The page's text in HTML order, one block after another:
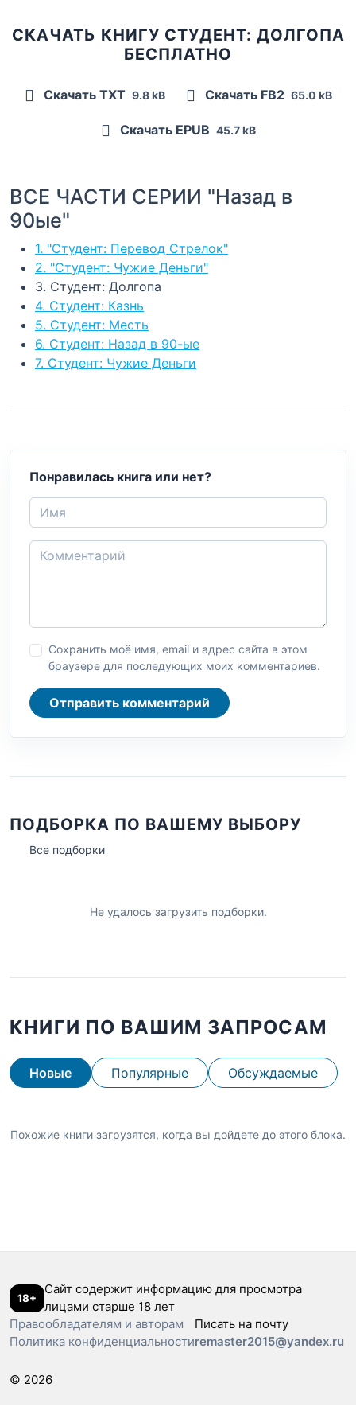
СКАЧАТЬ КНИГУ СТУДЕНТ: ДОЛГОПА
БЕСПЛАТНО
Скачать TXT 9.8 kB Скачать FB2 65.0 kB
Скачать EPUB 45.7 kB
ВСЕ ЧАСТИ СЕРИИ "Назад в
90ые"
1. "Студент: Перевод Стрелок"
2. "Студент: Чужие Деньги"
3. Студент: Долгопа
4. Студент: Казнь
5. Студент: Месть
6. Студент: Назад в 90-ые
7. Студент: Чужие Деньги
Понравилась книга или нет?
Сохранить моё имя, email и адрес сайта в этом
браузере для последующих моих комментариев.
Отправить комментарий
ПОДБОРКА ПО ВАШЕМУ ВЫБОРУ
Все подборки
Не удалось загрузить подборки.
КНИГИ ПО ВАШИМ ЗАПРОСАМ
Новые Популярные Обсуждаемые
Похожие книги загрузятся, когда вы дойдете до этого блока.
18+
Сайт содержит информацию для просмотра
лицами старше 18 лет
Правообладателям и авторам
Политика конфиденциальности
Писать на почту
remaster2015@yandex.ru
© 2026